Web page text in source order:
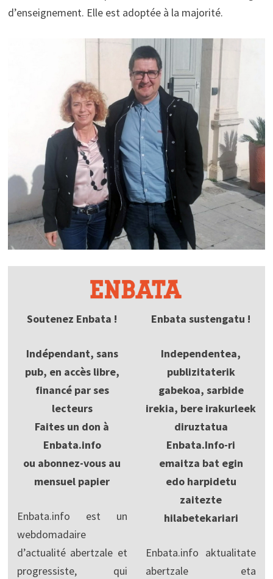
d’enseignement. Elle est adoptée à la majorité.
Soutenez Enbata !
Indépendant, sans
pub, en accès libre,
financé par ses
lecteurs
Faites un don à
Enbata.info
ou abonnez-vous au
mensuel papier
Enbata.info est un
webdomadaire
d’actualité abertzale et
progressiste, qui
Enbata sustengatu !
Independentea,
publizitaterik
gabekoa, sarbide
irekia, bere irakurleek
diruztatua
Enbata.Info-ri
emaitza bat egin
edo harpidetu
zaitezte
hilabetekariari
Enbata.info aktualitate
abertzale eta